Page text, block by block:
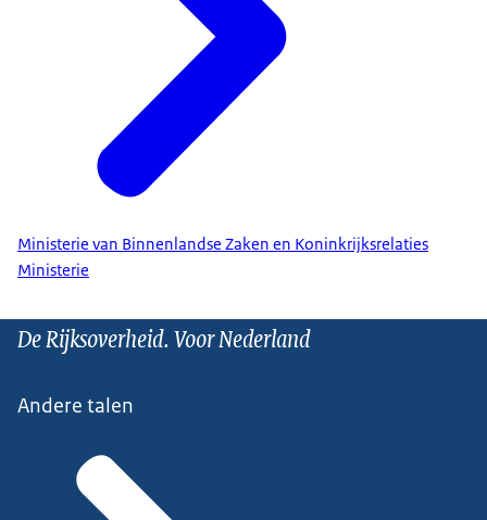
Ministerie van Binnenlandse Zaken en Koninkrijksrelaties
Ministerie
De Rijksoverheid. Voor Nederland
Andere talen